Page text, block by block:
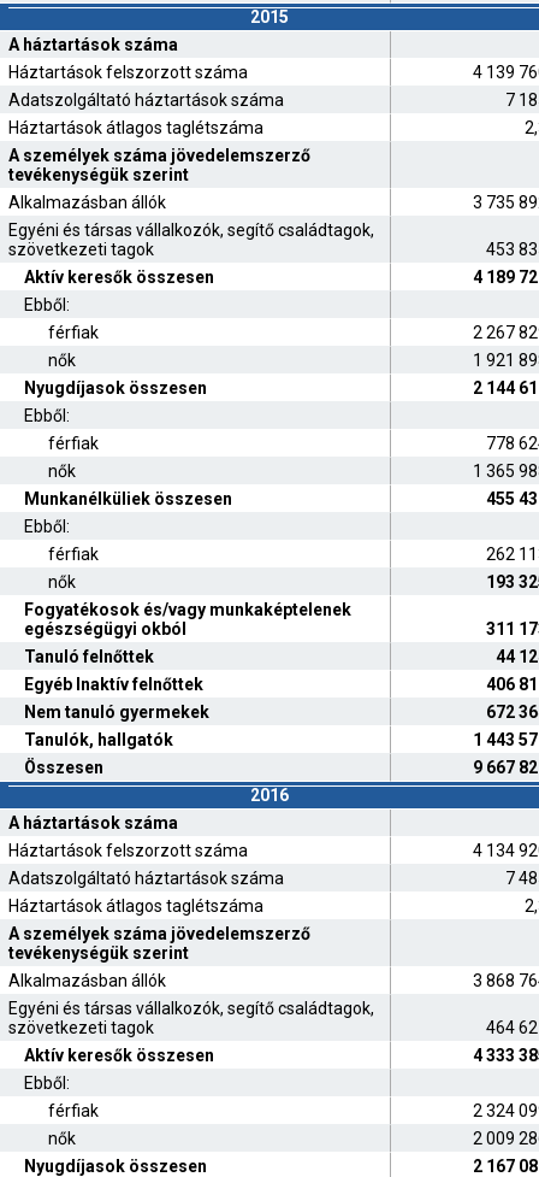
2015
A háztartások száma
Háztartások felszorzott száma
4 139
Adatszolgáltató háztartások száma
7
Háztartások átlagos taglétszáma
A személyek száma jövedelemszerző
tevékenységük szerint
Alkalmazásban állók
3 735
Egyéni és társas vállalkozók, segítő családtagok,
szövetkezeti tagok
453
Aktív keresők összesen
4 189
Ebből:
férfiak
2 267
nők
1 921
Nyugdíjasok összesen
2 144
Ebből:
férfiak
778
nők
1 365
Munkanélküliek összesen
455
Ebből:
férfiak
262
nők
193
Fogyatékosok és/vagy munkaképtelenek
egészségügyi okból
311
Tanuló felnőttek
44
Egyéb Inaktív felnőttek
406
Nem tanuló gyermekek
672
Tanulók, hallgatók
1 443
Összesen
9 667
2016
A háztartások száma
Háztartások felszorzott száma
4 134
Adatszolgáltató háztartások száma
7
Háztartások átlagos taglétszáma
A személyek száma jövedelemszerző
tevékenységük szerint
Alkalmazásban állók
3 868
Egyéni és társas vállalkozók, segítő családtagok,
szövetkezeti tagok
464
Aktív keresők összesen
4 333
Ebből:
férfiak
2 324
nők
2 009
Nyugdíjasok összesen
2 167